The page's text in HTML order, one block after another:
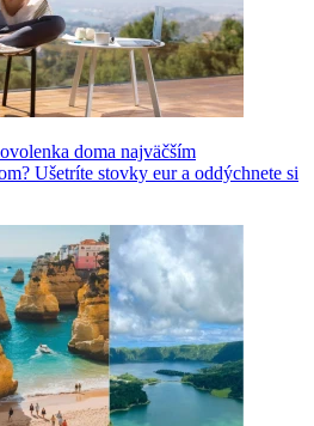
doma najväčším
Ušetríte stovky eur a oddýchnete si